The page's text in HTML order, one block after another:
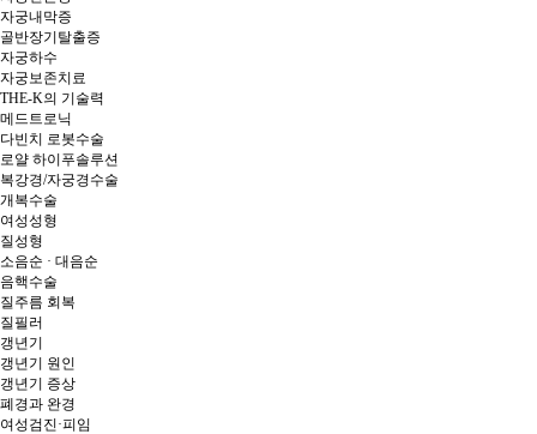
자궁내막증
골반장기탈출증
자궁하수
자궁보존치료
THE-K의 기술력
메드트로닉
다빈치 로봇수술
로얄 하이푸솔루션
복강경/자궁경수술
개복수술
여성성형
질성형
소음순 · 대음순
음핵수술
질주름 회복
질필러
갱년기
갱년기 원인
갱년기 증상
폐경과 완경
여성검진·피임